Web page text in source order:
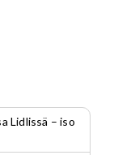
Lidlissä – iso